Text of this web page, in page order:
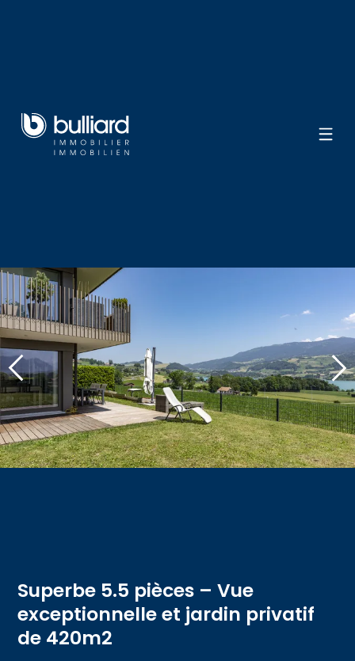
Superbe 5.5 pièces – Vue
exceptionnelle et jardin privatif
de 420m2